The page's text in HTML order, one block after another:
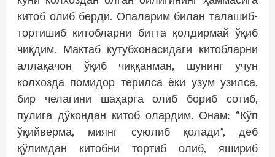
китоб олиб берди. Опаларим билан талашиб-
тортишиб китобларни битта қолдирмай ўқиб
чиқдим. Мактаб кутубхонасидаги китобларни
аллақачон ўқиб чиққанман, шунинг учун
колхозда помидор терилса ёки узум узилса,
бир челагини шаҳарга олиб бориб сотиб,
пулига дўкондан китоб олардим. Онам: “Кўп
ўқийверма, миянг суюлиб қолади”, деб
қўлимдан китобни тортиб олиб, яшириб